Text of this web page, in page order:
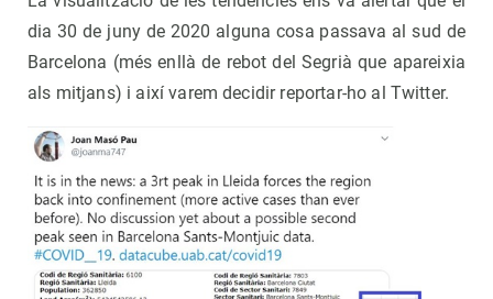
dia 30 de juny de 2020 alguna cosa passava al sud de
Barcelona (més enllà de rebot del Segrià que apareixia
als mitjans) i així varem decidir reportar-ho al Twitter.